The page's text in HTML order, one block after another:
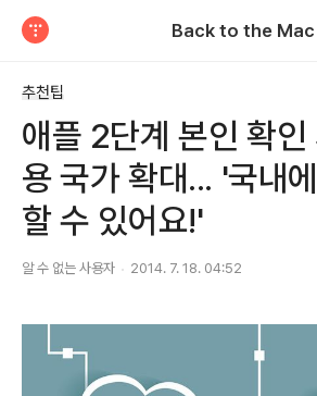
Back to the Mac
추천팁
애플 2단계 본인 확인
용 국가 확대... '국내
할 수 있어요!'
알 수 없는 사용자 2014. 7. 18. 04:52